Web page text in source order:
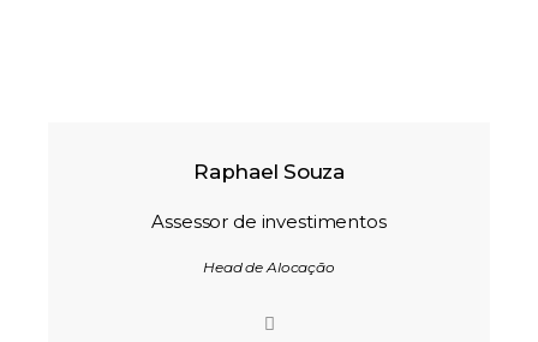
Raphael Souza
Assessor de investimentos
Head de Alocação